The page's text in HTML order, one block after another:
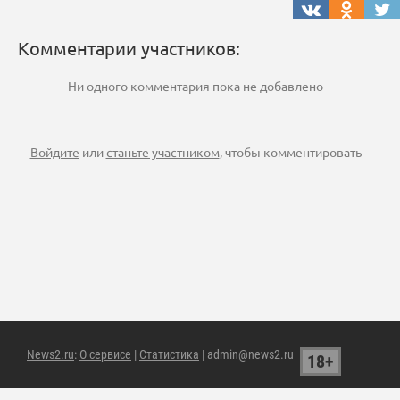
Комментарии участников:
Ни одного комментария пока не добавлено
Войдите илистаньте участником, чтобы комментировать
News2.ru: О сервисе | Статистика | admin@news2.ru 18+